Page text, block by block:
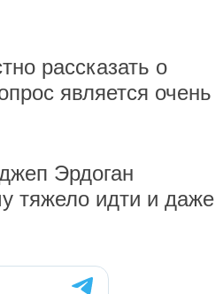
рассказать о
является очень
Эрдоган
тяжело идти и даже